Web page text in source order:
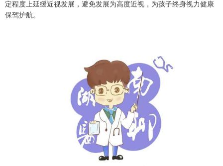
定程度上延缓近视发展，避免发展为高度近视，为孩子终身视力健康
保驾护航。